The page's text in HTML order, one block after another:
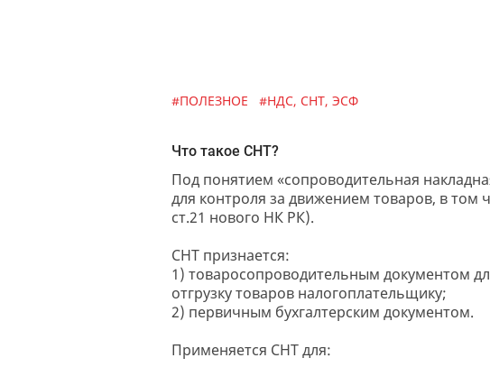
#ПОЛЕЗНОЕ #НДС, СНТ, ЭСФ
Что такое СНТ?
Под понятием «сопроводительная
для контроля за движением товаров, в том
ст.21 нового НК РК).
СНТ признается:
1) товаросопроводительным документом
отгрузку товаров налогоплательщику;
2) первичным бухгалтерским документом.
Применяется СНТ для: